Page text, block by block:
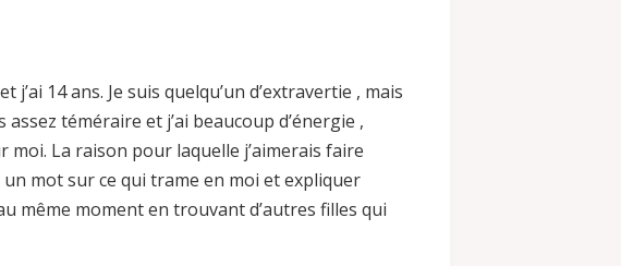
14 ans. Je suis quelqu’un d’extravertie , mais
téméraire et j’ai beaucoup d’énergie ,
La raison pour laquelle j’aimerais faire
un mot sur ce qui trame en moi et expliquer
même moment en trouvant d’autres filles qui